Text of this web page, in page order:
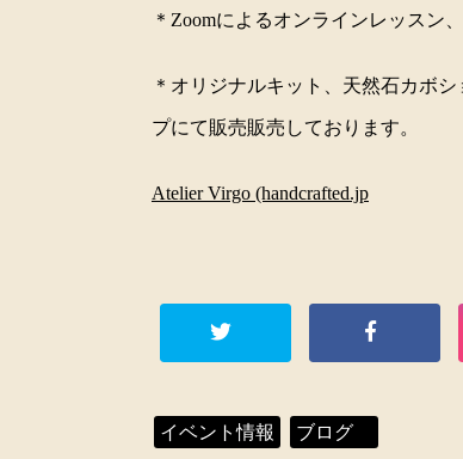
＊Zoomによるオンラインレッスン
＊オリジナルキット、天然石カボ
プにて販売販売しております。
Atelier Virgo (handcrafted.jp
イベント情報 ブログ